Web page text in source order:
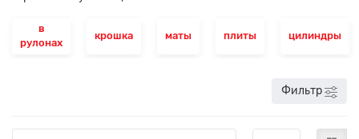
в
рулонах
крошка маты плиты цилиндры
Фильтр